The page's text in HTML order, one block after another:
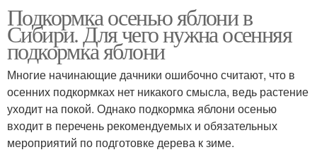
Подкормка осенью яблони в
Сибири. Для чего нужна осенняя
подкормка яблони
Многие начинающие дачники ошибочно считают, что в
осенних подкормках нет никакого смысла, ведь растение
уходит на покой. Однако подкормка яблони осенью
входит в перечень рекомендуемых и обязательных
мероприятий по подготовке дерева к зиме.